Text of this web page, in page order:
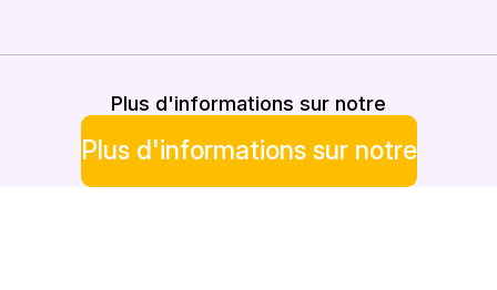
Plus d'informations sur notre
Plus d'informations sur notre